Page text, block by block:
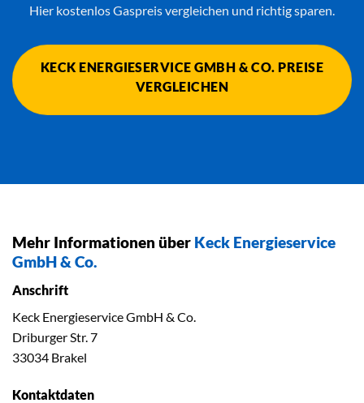
Hier kostenlos Gaspreis vergleichen und richtig sparen.
KECK ENERGIESERVICE GMBH & CO. PREISE
VERGLEICHEN
Mehr Informationen über Keck Energieservice
GmbH & Co.
Anschrift
Keck Energieservice GmbH & Co.
Driburger Str. 7
33034 Brakel
Kontaktdaten